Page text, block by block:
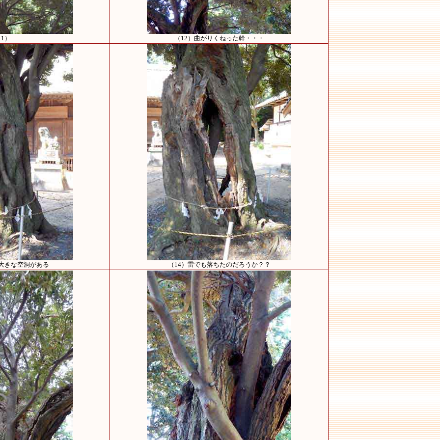
） （12）曲がりくねった幹・・・
きな空洞がある （14）雷でも落ちたのだろうか？？